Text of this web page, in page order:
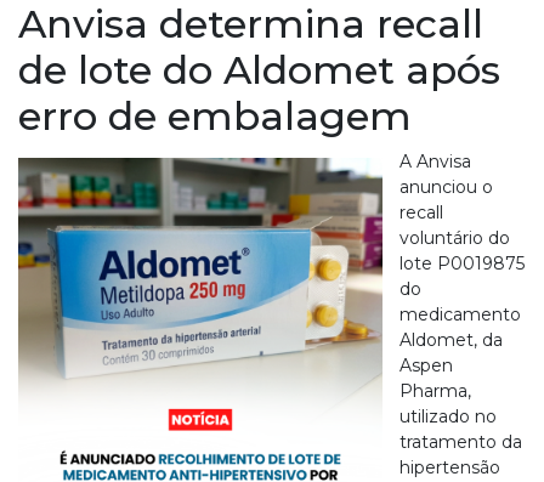
Anvisa determina recall
de lote do Aldomet após
erro de embalagem
A Anvisa
anunciou o
recall
voluntário do
lote P0019875
do
medicamento
Aldomet, da
Aspen
Pharma,
utilizado no
tratamento da
hipertensão